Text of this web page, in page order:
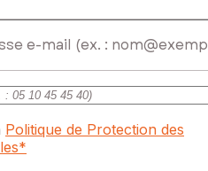
- EI - Agent
de PAU sous le numéro
Politique de Protection des
*